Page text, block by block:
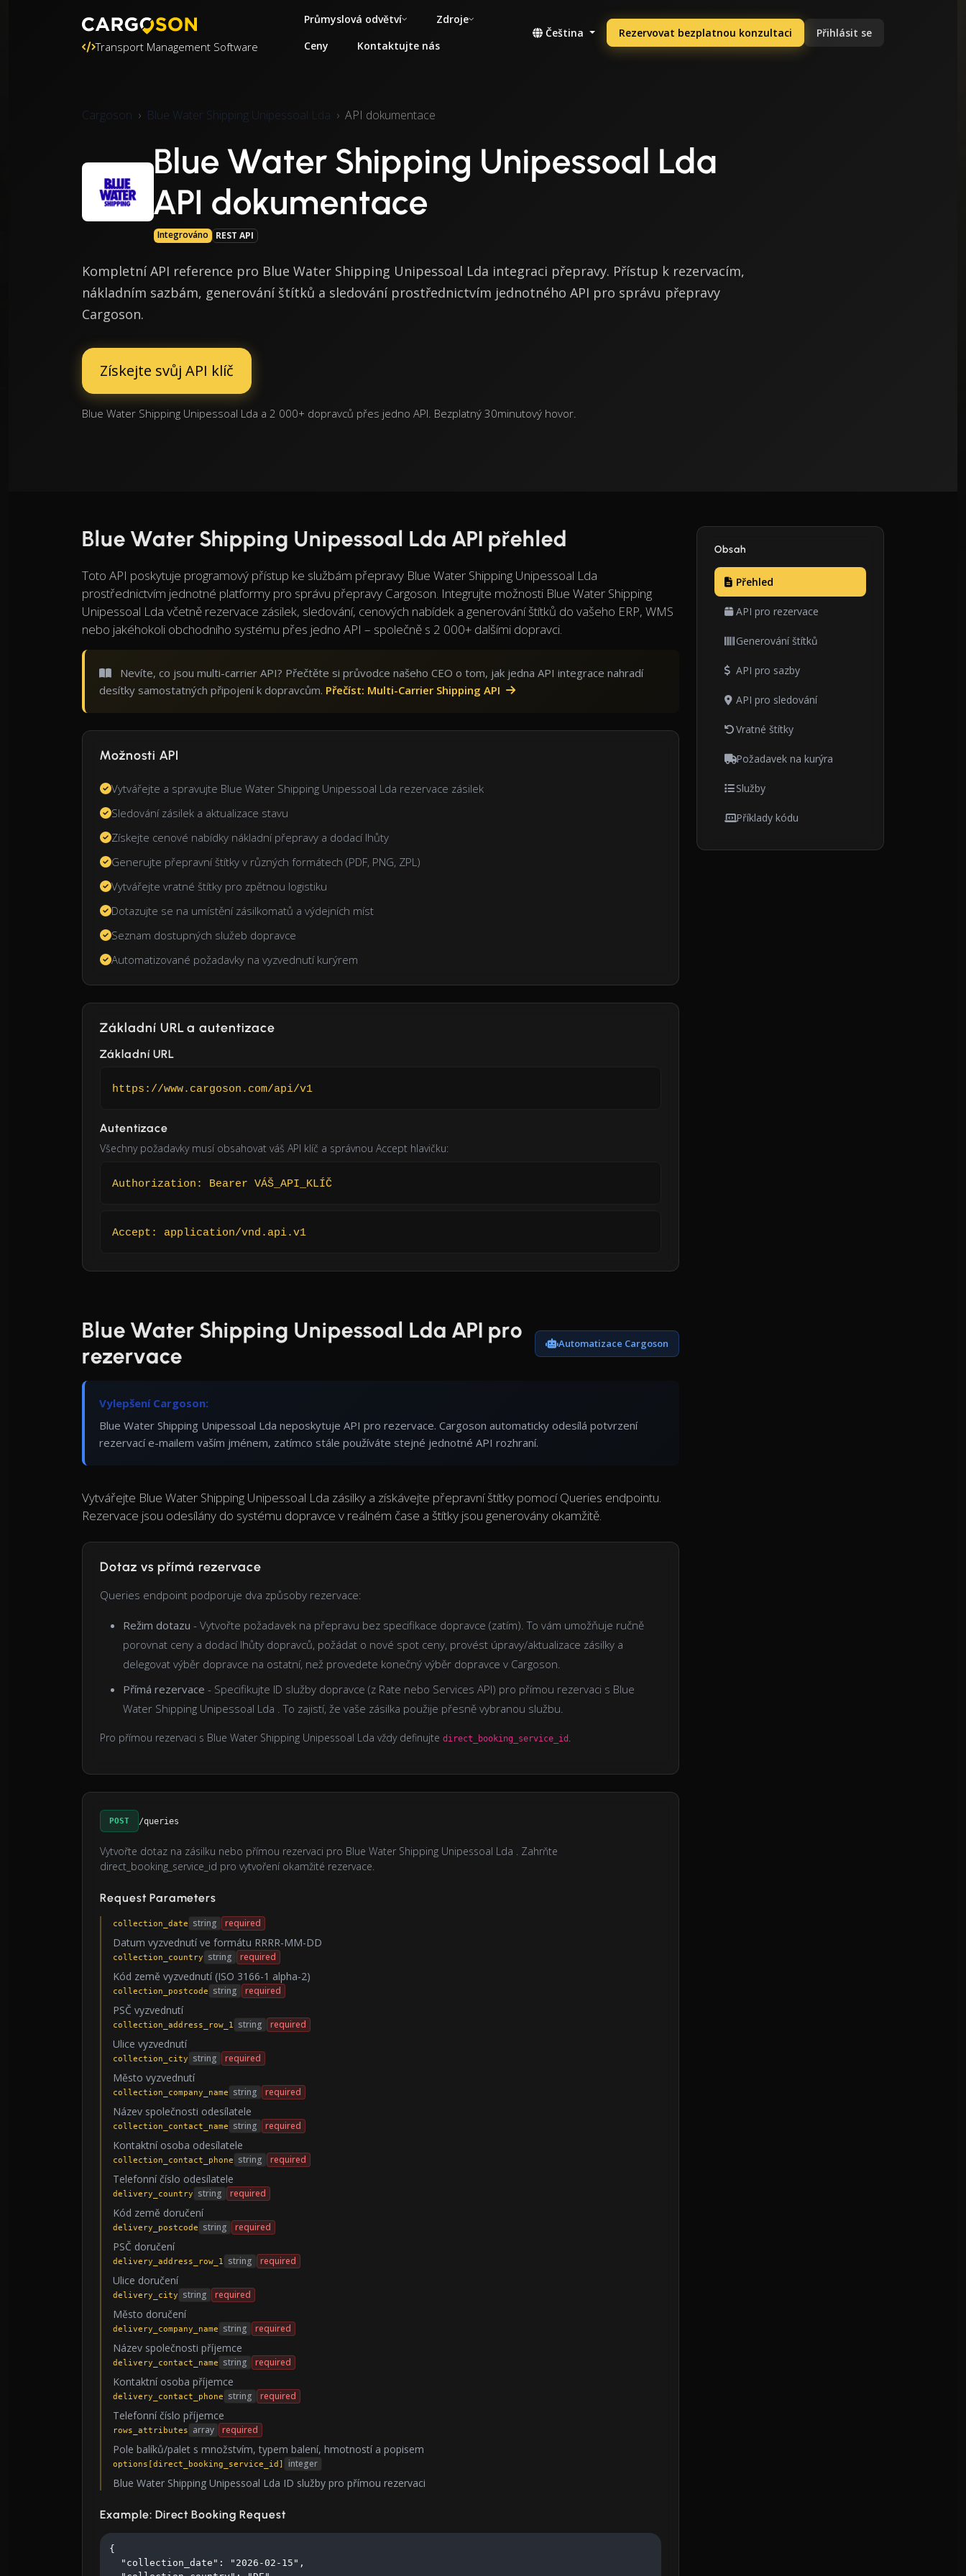
Transport Management Software
Průmyslová odvětví
Zdroje
Ceny
Kontaktujte nás
Čeština Rezervovat bezplatnou konzultaci Přihlásit se
Cargoson Blue Water Shipping Unipessoal Lda API dokumentace
Blue Water Shipping Unipessoal Lda
API dokumentace
Integrováno REST API
Kompletní API reference pro Blue Water Shipping Unipessoal Lda integraci přepravy. Přístup k rezervacím,
nákladním sazbám, generování štítků a sledování prostřednictvím jednotného API pro správu přepravy
Cargoson.
Získejte svůj API klíč
Blue Water Shipping Unipessoal Lda a 2 000+ dopravců přes jedno API. Bezplatný 30minutový hovor.
Blue Water Shipping Unipessoal Lda API přehled
Toto API poskytuje programový přístup ke službám přepravy Blue Water Shipping Unipessoal Lda
prostřednictvím jednotné platformy pro správu přepravy Cargoson. Integrujte možnosti Blue Water Shipping
Unipessoal Lda včetně rezervace zásilek, sledování, cenových nabídek a generování štítků do vašeho ERP, WMS
nebo jakéhokoli obchodního systému přes jedno API – společně s 2 000+ dalšími dopravci.
Nevíte, co jsou multi-carrier API? Přečtěte si průvodce našeho CEO o tom, jak jedna API integrace nahradí
desítky samostatných připojení k dopravcům. Přečíst: Multi-Carrier Shipping API
Možnosti API
Vytvářejte a spravujte Blue Water Shipping Unipessoal Lda rezervace zásilek
Sledování zásilek a aktualizace stavu
Získejte cenové nabídky nákladní přepravy a dodací lhůty
Generujte přepravní štítky v různých formátech (PDF, PNG, ZPL)
Vytvářejte vratné štítky pro zpětnou logistiku
Dotazujte se na umístění zásilkomatů a výdejních míst
Seznam dostupných služeb dopravce
Automatizované požadavky na vyzvednutí kurýrem
Základní URL a autentizace
Základní URL
https://www.cargoson.com/api/v1
Autentizace
Všechny požadavky musí obsahovat váš API klíč a správnou Accept hlavičku:
Authorization: Bearer VÁŠ_API_KLÍČ
Accept: application/vnd.api.v1
Blue Water Shipping Unipessoal Lda API pro
rezervace
Automatizace Cargoson
Vylepšení Cargoson:
Blue Water Shipping Unipessoal Lda neposkytuje API pro rezervace. Cargoson automaticky odesílá potvrzení
rezervací e-mailem vaším jménem, zatímco stále používáte stejné jednotné API rozhraní.
Vytvářejte Blue Water Shipping Unipessoal Lda zásilky a získávejte přepravní štítky pomocí Queries endpointu.
Rezervace jsou odesílány do systému dopravce v reálném čase a štítky jsou generovány okamžitě.
Dotaz vs přímá rezervace
Queries endpoint podporuje dva způsoby rezervace:
Režim dotazu - Vytvořte požadavek na přepravu bez specifikace dopravce (zatím). To vám umožňuje ručně
porovnat ceny a dodací lhůty dopravců, požádat o nové spot ceny, provést úpravy/aktualizace zásilky a
delegovat výběr dopravce na ostatní, než provedete konečný výběr dopravce v Cargoson.
Přímá rezervace - Specifikujte ID služby dopravce (z Rate nebo Services API) pro přímou rezervaci s Blue
Water Shipping Unipessoal Lda . To zajistí, že vaše zásilka použije přesně vybranou službu.
Pro přímou rezervaci s Blue Water Shipping Unipessoal Lda vždy definujte direct_booking_service_id .
POST /queries
Vytvořte dotaz na zásilku nebo přímou rezervaci pro Blue Water Shipping Unipessoal Lda . Zahrňte
direct_booking_service_id pro vytvoření okamžité rezervace.
Request Parameters
collection_date string required
Datum vyzvednutí ve formátu RRRR-MM-DD
collection_country string required
Kód země vyzvednutí (ISO 3166-1 alpha-2)
collection_postcode string required
PSČ vyzvednutí
collection_address_row_1 string required
Ulice vyzvednutí
collection_city string required
Město vyzvednutí
collection_company_name string required
Název společnosti odesílatele
collection_contact_name string required
Kontaktní osoba odesílatele
collection_contact_phone string required
Telefonní číslo odesílatele
delivery_country string required
Kód země doručení
delivery_postcode string required
PSČ doručení
delivery_address_row_1 string required
Ulice doručení
delivery_city string required
Město doručení
delivery_company_name string required
Název společnosti příjemce
delivery_contact_name string required
Kontaktní osoba příjemce
delivery_contact_phone string required
Telefonní číslo příjemce
rows_attributes array required
Pole balíků/palet s množstvím, typem balení, hmotností a popisem
options[direct_booking_service_id] integer
Blue Water Shipping Unipessoal Lda ID služby pro přímou rezervaci
Example: Direct Booking Request
{
  "collection_date": "2026-02-15",
Obsah
Přehled
API pro rezervace
Generování štítků
API pro sazby
API pro sledování
Vratné štítky
Požadavek na kurýra
Služby
Příklady kódu